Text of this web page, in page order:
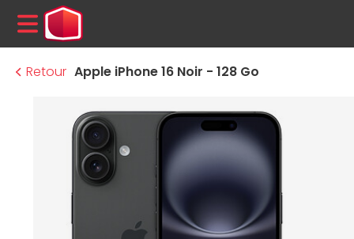
MENU
Retour Apple iPhone 16 Noir - 128 Go